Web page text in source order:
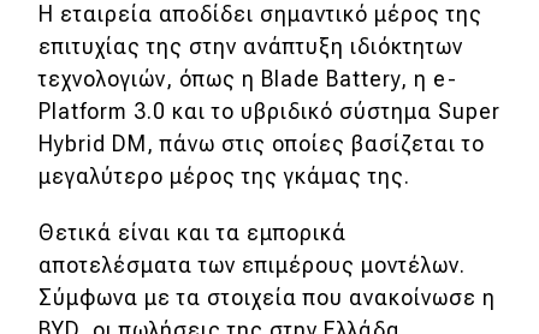
Η εταιρεία αποδίδει σημαντικό μέρος της
επιτυχίας της στην ανάπτυξη ιδιόκτητων
τεχνολογιών, όπως η Blade Battery, η e-
Platform 3.0 και το υβριδικό σύστημα Super
Hybrid DM, πάνω στις οποίες βασίζεται το
μεγαλύτερο μέρος της γκάμας της.
Θετικά είναι και τα εμπορικά
αποτελέσματα των επιμέρους μοντέλων.
Σύμφωνα με τα στοιχεία που ανακοίνωσε η